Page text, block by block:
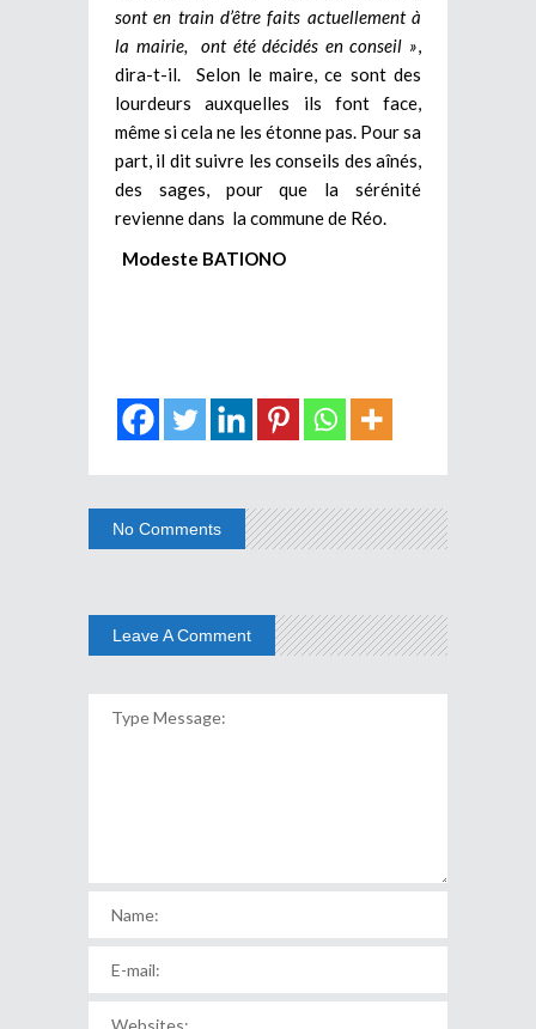
sont en train d’être faits actuellement à
la mairie, ont été décidés en conseil »
dira-t-il. Selon le maire, ce sont des
lourdeurs auxquelles ils font face,
même si cela ne les étonne pas. Pour sa
part, il dit suivre les conseils des aînés,
des sages, pour que la sérénité
revienne dans la commune de Réo.
Modeste BATIONO
No Comments
Leave A Comment